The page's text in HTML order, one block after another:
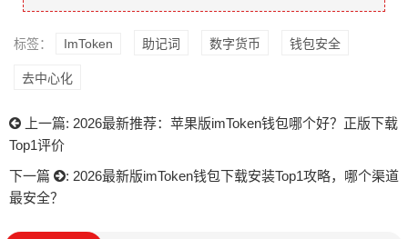
标签： ImToken 助记词 数字货币 钱包安全
去中心化
上一篇: 2026最新推荐：苹果版imToken钱包哪个好？正版下载
Top1评价
下一篇
: 2026最新版imToken钱包下载安装Top1攻略，哪个渠道
最安全？